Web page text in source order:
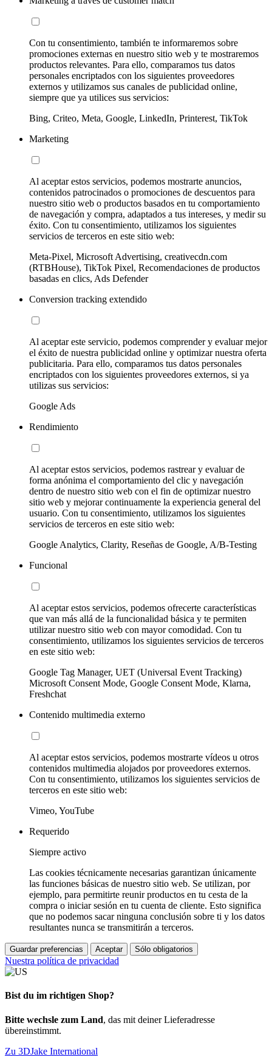
Con tu consentimiento, también te informaremos sobre
promociones externas en nuestro sitio web y te mostraremos
productos relevantes. Para ello, comparamos tus datos
personales encriptados con los siguientes proveedores
externos y utilizamos sus canales de publicidad online,
siempre que ya utilices sus servicios:
Bing, Criteo, Meta, Google, LinkedIn, Printerest, TikTok
Marketing
Al aceptar estos servicios, podemos mostrarte anuncios,
contenidos patrocinados o promociones de descuentos para
nuestro sitio web o productos basados en tu comportamiento
de navegación y compra, adaptados a tus intereses, y medir su
éxito. Con tu consentimiento, utilizamos los siguientes
servicios de terceros en este sitio web:
Meta-Pixel, Microsoft Advertising, creativecdn.com
(RTBHouse), TikTok Pixel, Recomendaciones de productos
basadas en clics, Ads Defender
Conversion tracking extendido
Al aceptar este servicio, podemos comprender y evaluar mejor
el éxito de nuestra publicidad online y optimizar nuestra oferta
publicitaria. Para ello, comparamos tus datos personales
encriptados con los siguientes proveedores externos, si ya
utilizas sus servicios:
Google Ads
Rendimiento
Al aceptar estos servicios, podemos rastrear y evaluar de
forma anónima el comportamiento del clic y navegación
dentro de nuestro sitio web con el fin de optimizar nuestro
sitio web y mejorar continuamente la experiencia general del
usuario. Con tu consentimiento, utilizamos los siguientes
servicios de terceros en este sitio web:
Google Analytics, Clarity, Reseñas de Google, A/B-Testing
Funcional
Al aceptar estos servicios, podemos ofrecerte características
que van más allá de la funcionalidad básica y te permiten
utilizar nuestro sitio web con mayor comodidad. Con tu
consentimiento, utilizamos los siguientes servicios de terceros
en este sitio web:
Google Tag Manager, UET (Universal Event Tracking)
Microsoft Consent Mode, Google Consent Mode, Klarna,
Freshchat
Contenido multimedia externo
Al aceptar estos servicios, podemos mostrarte vídeos u otros
contenidos multimedia alojados por proveedores externos.
Con tu consentimiento, utilizamos los siguientes servicios de
terceros en este sitio web:
Vimeo, YouTube
Requerido
Siempre activo
Las cookies técnicamente necesarias garantizan únicamente
las funciones básicas de nuestro sitio web. Se utilizan, por
ejemplo, para permitirte reunir productos en tu cesta de la
compra o iniciar sesión en tu cuenta de cliente. Esto significa
que no podemos sacar ninguna conclusión sobre ti y los datos
resultantes nunca se transmitirán a terceros.
Guardar preferencias Aceptar Sólo obligatorios
Nuestra política de privacidad
Bist du im richtigen Shop?
Bitte wechsle zum Land, das mit deiner Lieferadresse
übereinstimmt.
Zu 3DJake International